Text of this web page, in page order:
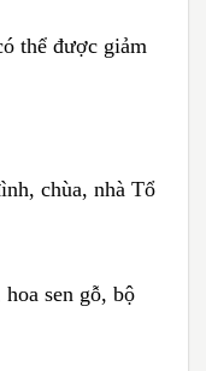
thể được giảm
chùa, nhà Tổ
sen gỗ, bộ